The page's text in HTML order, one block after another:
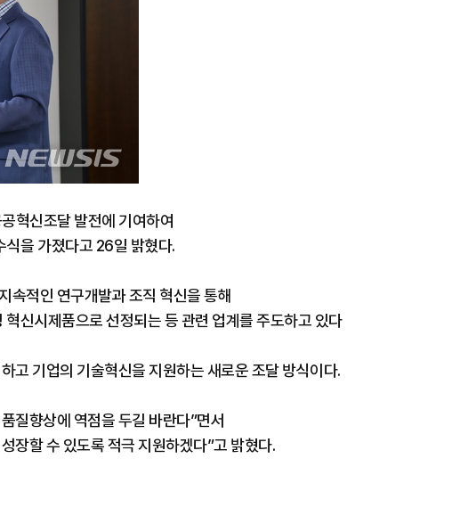
혁신조달 발전에 기여하여
식을 가졌다고 26일 밝혔다.
적인 연구개발과 조직 혁신을 통해
신시제품으로 선정되는 등 관련 업계를 주도하고 있다
고 기업의 기술혁신을 지원하는 새로운 조달 방식이다.
질향상에 역점을 두길 바란다”면서
장할 수 있도록 적극 지원하겠다”고 밝혔다.